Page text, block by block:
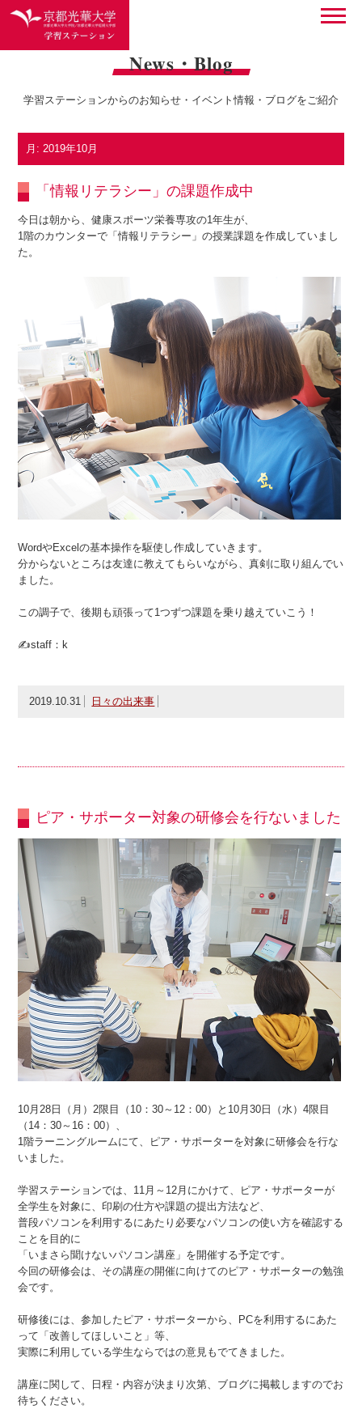
News・Blog
学習ステーションからのお知らせ・イベント情報・ブログをご紹介
月:2019年10月
「情報リテラシー」の課題作成中
今日は朝から、健康スポーツ栄養専攻の1年生が、
1階のカウンターで「情報リテラシー」の授業課題を作成していまし
た。
WordやExcelの基本操作を駆使し作成していきます。
分からないところは友達に教えてもらいながら、真剣に取り組んでい
ました。
この調子で、後期も頑張って1つずつ課題を乗り越えていこう！
✍staff：k
2019.10.31 日々の出来事
ピア・サポーター対象の研修会を行ないました
10月28日（月）2限目（10：30～12：00）と10月30日（水）4限目
（14：30～16：00）、
1階ラーニングルームにて、ピア・サポーターを対象に研修会を行な
いました。
学習ステーションでは、11月～12月にかけて、ピア・サポーターが
全学生を対象に、印刷の仕方や課題の提出方法など、
普段パソコンを利用するにあたり必要なパソコンの使い方を確認する
ことを目的に
「いまさら聞けないパソコン講座」を開催する予定です。
今回の研修会は、その講座の開催に向けてのピア・サポーターの勉強
会です。
研修後には、参加したピア・サポーターから、PCを利用するにあた
って「改善してほしいこと」等、
実際に利用している学生ならではの意見もでてきました。
講座に関して、日程・内容が決まり次第、ブログに掲載しますのでお
待ちください。